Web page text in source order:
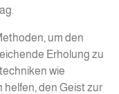
um den
Erholung zu
wie
den Geist zur